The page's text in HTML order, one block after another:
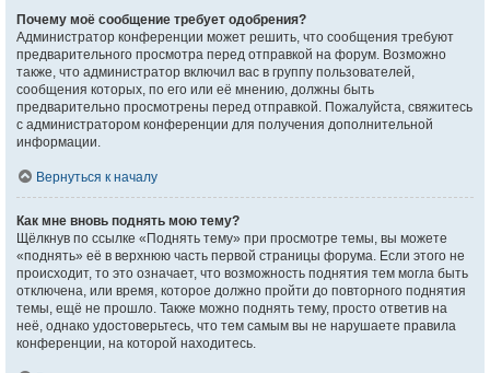
Почему моё сообщение требует одобрения?
Администратор конференции может решить, что сообщения требуют
предварительного просмотра перед отправкой на форум. Возможно
также, что администратор включил вас в группу пользователей,
сообщения которых, по его или её мнению, должны быть
предварительно просмотрены перед отправкой. Пожалуйста, свяжитесь
с администратором конференции для получения дополнительной
информации.
Вернуться к началу
Как мне вновь поднять мою тему?
Щёлкнув по ссылке «Поднять тему» при просмотре темы, вы можете
«поднять» её в верхнюю часть первой страницы форума. Если этого не
происходит, то это означает, что возможность поднятия тем могла быть
отключена, или время, которое должно пройти до повторного поднятия
темы, ещё не прошло. Также можно поднять тему, просто ответив на
неё, однако удостоверьтесь, что тем самым вы не нарушаете правила
конференции, на которой находитесь.